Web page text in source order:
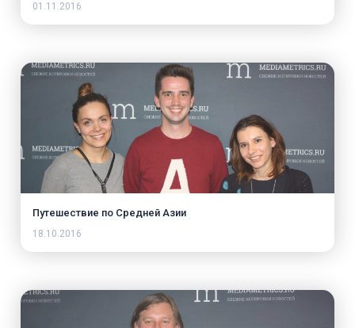
01.11.2016
Путешествие по Средней Азии
18.10.2016